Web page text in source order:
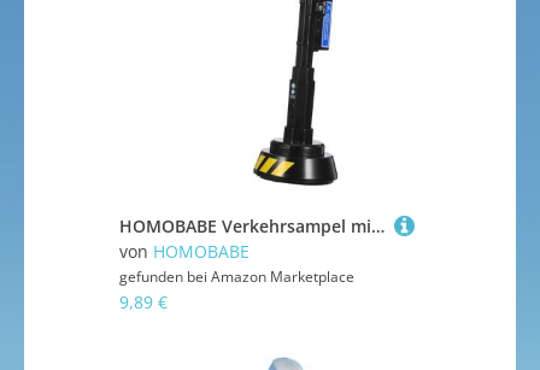
HOMOBABE Verkehrsampel mit Licht und Sound Simulation von Verkehrssignalen für Frühkindliche Bildung und Rollenspiele Modell für Kreative Szenen und Outdoor Aktivitäten
von HOMOBABE
gefunden bei Amazon Marketplace
9,89 €